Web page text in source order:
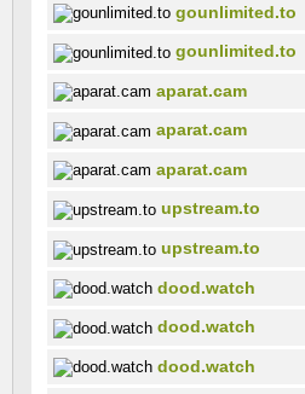
gounlimited.to
gounlimited.to
aparat.cam
aparat.cam
aparat.cam
upstream.to
upstream.to
dood.watch
dood.watch
dood.watch